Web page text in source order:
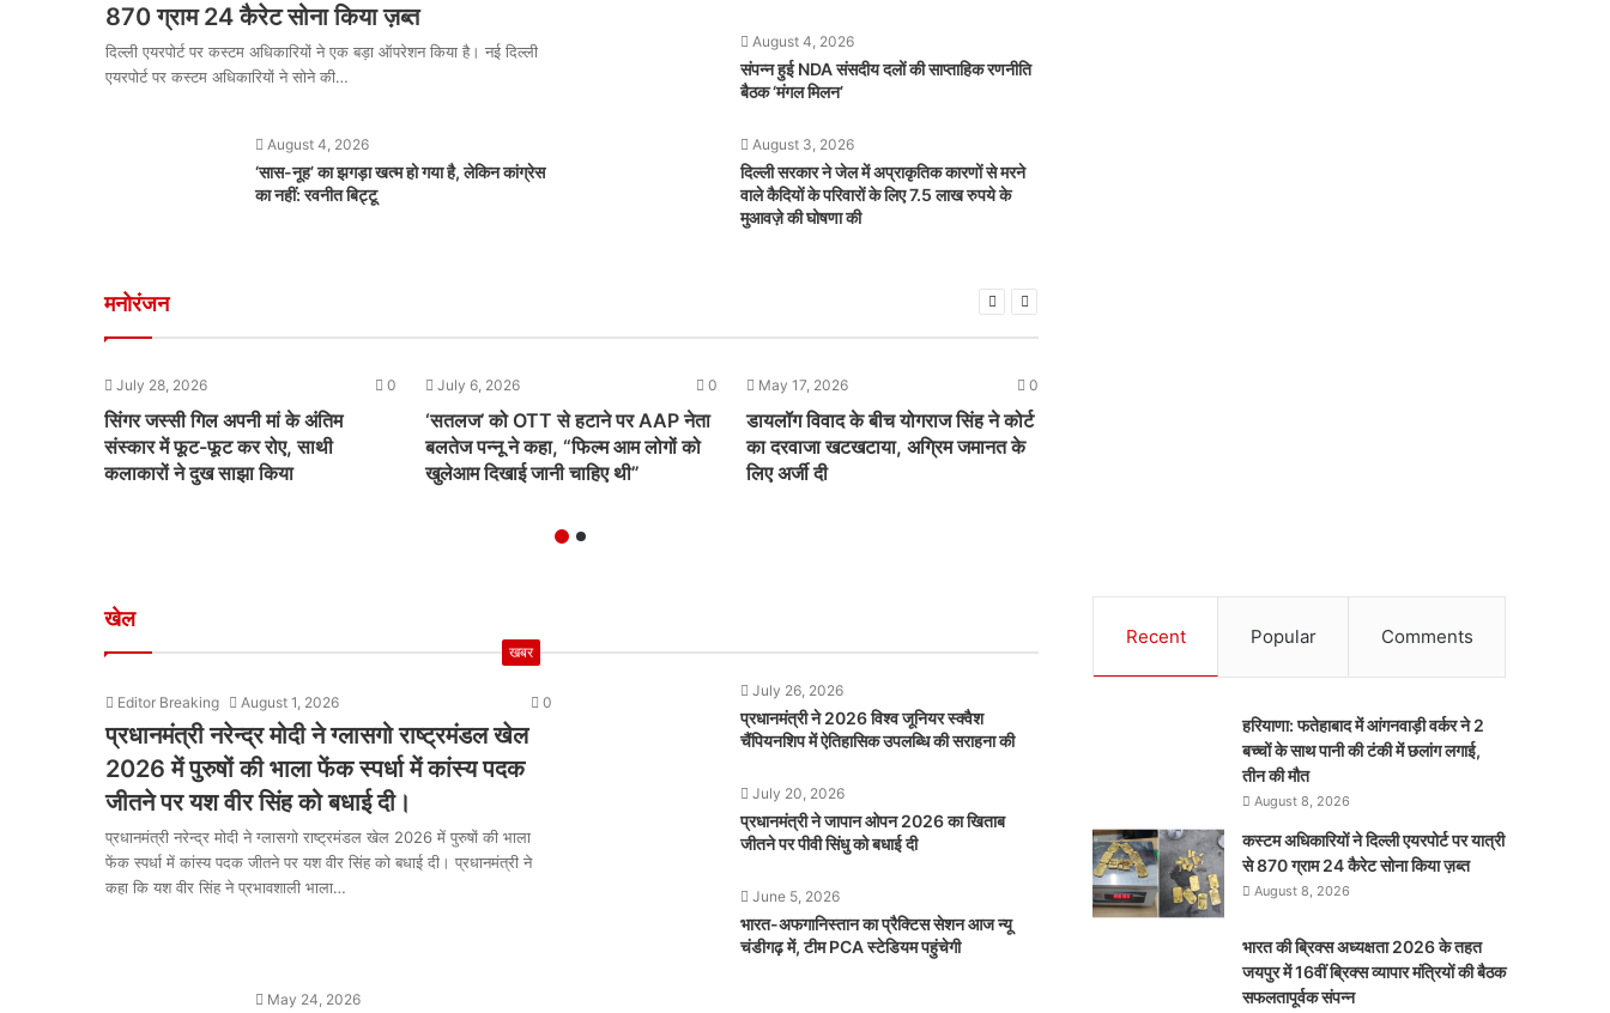
870 ग्राम 24 कैरेट सोना किया ज़ब्त
दिल्ली एयरपोर्ट पर कस्टम अधिकारियों ने एक बड़ा ऑपरेशन किया है। नई दिल्ली
एयरपोर्ट पर कस्टम अधिकारियों ने सोने की…
August 4, 2026
संपन्न हुई NDA संसदीय दलों की साप्ताहिक रणनीति
बैठक ‘मंगल मिलन’
August 4, 2026
‘सास-नूह’ का झगड़ा खत्म हो गया है, लेकिन कांग्रेस
का नहीं: रवनीत बिट्टू
August 3, 2026
दिल्ली सरकार ने जेल में अप्राकृतिक कारणों से मरने
वाले कैदियों के परिवारों के लिए 7.5 लाख रुपये के
मुआवज़े की घोषणा की
मनोरंजन
July 28, 2026 0
सिंगर जस्सी गिल अपनी मां के अंतिम
संस्कार में फूट-फूट कर रोए, साथी
कलाकारों ने दुख साझा किया
July 6, 2026 0
‘सतलज’ को OTT से हटाने पर AAP नेता
बलतेज पन्नू ने कहा, “फिल्म आम लोगों को
खुलेआम दिखाई जानी चाहिए थी”
May 17, 2026 0
डायलॉग विवाद के बीच योगराज सिंह ने कोर्ट
का दरवाजा खटखटाया, अग्रिम जमानत के
लिए अर्जी दी
खेल
खबर
Editor Breaking August 1, 2026 0
प्रधानमंत्री नरेन्द्र मोदी ने ग्लासगो राष्ट्रमंडल खेल
2026 में पुरुषों की भाला फेंक स्पर्धा में कांस्य पदक
जीतने पर यश वीर सिंह को बधाई दी।
प्रधानमंत्री नरेन्द्र मोदी ने ग्लासगो राष्ट्रमंडल खेल 2026 में पुरुषों की भाला
फेंक स्पर्धा में कांस्य पदक जीतने पर यश वीर सिंह को बधाई दी। प्रधानमंत्री ने
कहा कि यश वीर सिंह ने प्रभावशाली भाला…
July 26, 2026
प्रधानमंत्री ने 2026 विश्व जूनियर स्क्वैश
चैंपियनशिप में ऐतिहासिक उपलब्धि की सराहना की
July 20, 2026
प्रधानमंत्री ने जापान ओपन 2026 का खिताब
जीतने पर पीवी सिंधु को बधाई दी
June 5, 2026
भारत-अफगानिस्तान का प्रैक्टिस सेशन आज न्यू
चंडीगढ़ में, टीम PCA स्टेडियम पहुंचेगी
May 24, 2026
Recent Popular Comments
हरियाणा: फतेहाबाद में आंगनवाड़ी वर्कर ने 2
बच्चों के साथ पानी की टंकी में छलांग लगाई,
तीन की मौत
August 8, 2026
कस्टम अधिकारियों ने दिल्ली एयरपोर्ट पर यात्री
से 870 ग्राम 24 कैरेट सोना किया ज़ब्त
August 8, 2026
भारत की ब्रिक्‍स अध्यक्षता 2026 के तहत
जयपुर में 16वीं ब्रिक्‍स व्यापार मंत्रियों की बैठक
सफलतापूर्वक संपन्न